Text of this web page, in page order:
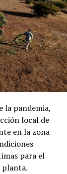
la pandemia,
local de
en la zona
para el
planta.